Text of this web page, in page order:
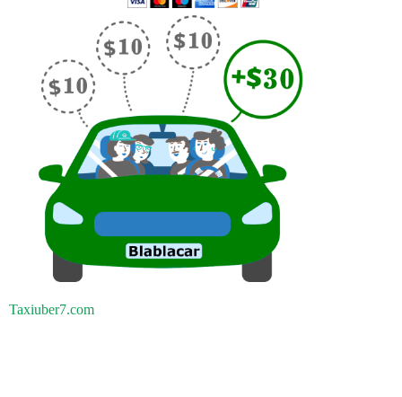
Taxiuber7.com